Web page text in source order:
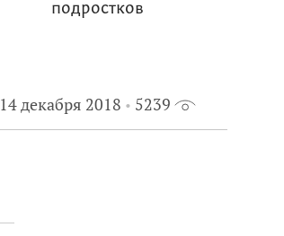
подростков
14 декабря 2018 5239